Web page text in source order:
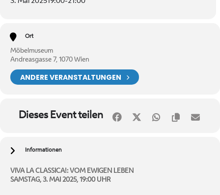
Ort
Möbelmuseum
Andreasgasse 7, 1070 Wien
ANDERE VERANSTALTUNGEN
Dieses Event teilen
Informationen
VIVA LA CLASSICA!: VOM EWIGEN LEBEN
SAMSTAG, 3. MAI 2025, 19:00 UHR